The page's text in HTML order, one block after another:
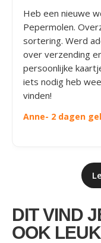
Heb een nieuwe
Pepermolen.
sortering. Werd
over verzending
persoonlijke
iets nodig heb
vinden!
Anne- 2 dagen
DIT VIND
OOK